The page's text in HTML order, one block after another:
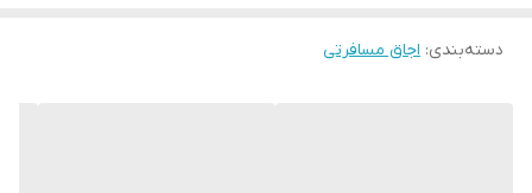
دسته‌بندی: اجاق مسافرتی